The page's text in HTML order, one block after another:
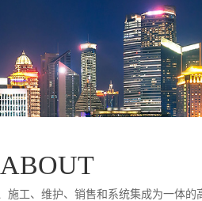
ABOUT
施工、维护、销售和系统集成为一体的